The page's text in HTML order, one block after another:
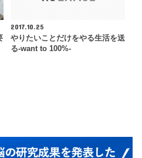
2017.10.25
やりたいことだけをやる生活を送
る-want to 100%-